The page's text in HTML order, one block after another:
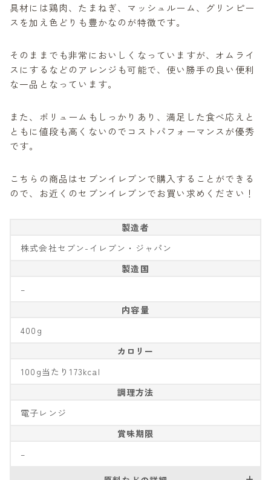
具材には鶏肉、たまねぎ、マッシュルーム、グリンピー
スを加え色どりも豊かなのが特徴です。
そのままでも非常においしくなっていますが、オムライ
スにするなどのアレンジも可能で、使い勝手の良い便利
な一品となっています。
また、ボリュームもしっかりあり、満足した食べ応えと
ともに値段も高くないのでコストパフォーマンスが優秀
です。
こちらの商品はセブンイレブンで購入することができる
ので、お近くのセブンイレブンでお買い求めください！
製造者
株式会社セブン-イレブン・ジャパン
製造国
–
内容量
400g
カロリー
100g当たり173kcal
調理方法
電子レンジ
賞味期限
–